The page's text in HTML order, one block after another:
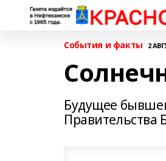
События и факты 2
Будущее
Правительства